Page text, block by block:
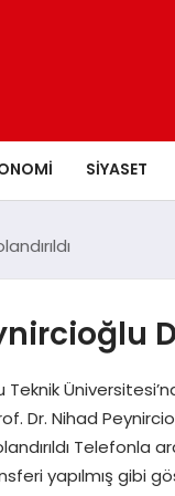
SIYASET
Teknik
Dr. Nihad
Telefonla
yapılmış gibi